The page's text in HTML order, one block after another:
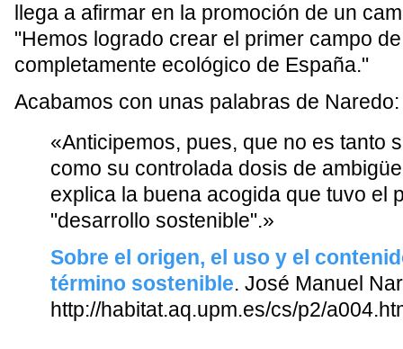
llega a afirmar en la promoción de un
"Hemos logrado crear el primer campo
completamente ecológico de España."
Acabamos con unas palabras de Naredo:
«Anticipemos, pues, que no es tanto
como su controlada dosis de
explica la buena acogida que tuvo el
"desarrollo sostenible".»
Sobre el origen, el uso y el
término sostenible. José Manuel
http://habitat.aq.upm.es/cs/p2/